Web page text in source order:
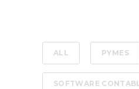
ALL PYMES
SOFTWARE